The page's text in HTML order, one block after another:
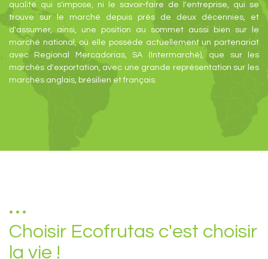
qualité qui s'impose, ni le savoir-faire de l'entreprise, qui se
trouve sur le marché depuis près de deux décennies, et
d'assumer, ainsi, une position au sommet aussi bien sur le
marché national, où elle possède actuellement un partenariat
avec Regional Mercadorias, SA (Intermarché), que sur les
marchés d'exportation, avec une grande représentation sur les
marchés anglais, brésilien et français.
Choisir Ecofrutas c'est choisir
la vie !